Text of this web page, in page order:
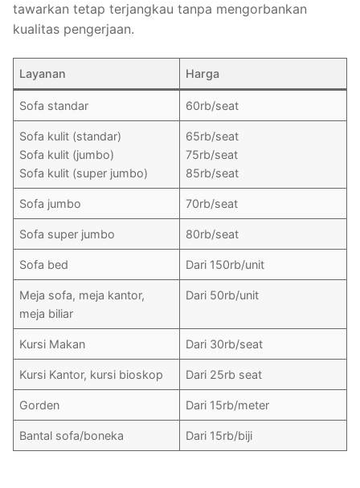
tawarkan tetap terjangkau tanpa mengorbankan
kualitas pengerjaan.
Layanan Harga
Sofa standar 60rb/seat
Sofa kulit (standar)
Sofa kulit (jumbo)
Sofa kulit (super jumbo)
65rb/seat
75rb/seat
85rb/seat
Sofa jumbo 70rb/seat
Sofa super jumbo 80rb/seat
Sofa bed Dari 150rb/unit
Meja sofa, meja kantor,
meja biliar
Dari 50rb/unit
Kursi Makan Dari 30rb/seat
Kursi Kantor, kursi bioskop Dari 25rb seat
Gorden Dari 15rb/meter
Bantal sofa/boneka Dari 15rb/biji